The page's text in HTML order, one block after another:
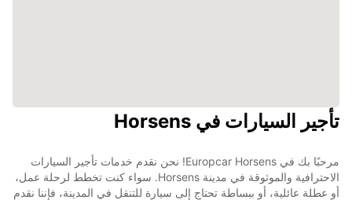
تأجير السيارات في Horsens
مرحبًا بك في Europcar Horsens! نحن نقدم خدمات تأجير السيارات
الاحترافية والموثوقة في مدينة Horsens. سواء كنت تخطط لرحلة عمل،
أو عطلة عائلية، أو ببساطة تحتاج إلى سيارة للتنقل في المدينة، فإننا نقدم